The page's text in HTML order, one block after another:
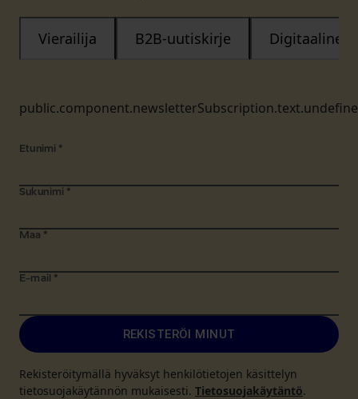
Vierailija B2B-uutiskirje Digitaalinen
Etunimi *
Sukunimi *
Maa *
E-mail *
REKISTERÖI MINUT
Rekisteröitymällä hyväksyt henkilötietojen käsittelyn
tietosuojakäytännön mukaisesti. Tietosuojakäytäntö.